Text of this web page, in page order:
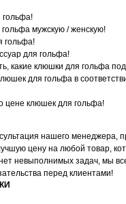
гольфа!
мужскую / женскую!
гольфа!
для гольфа!
какие клюшки для гольфа
для гольфа в
цене клюшек для гольфа!
нашего менеджера,
цену на любой товар,
невыполнимых задач, мы
перед клиентами!